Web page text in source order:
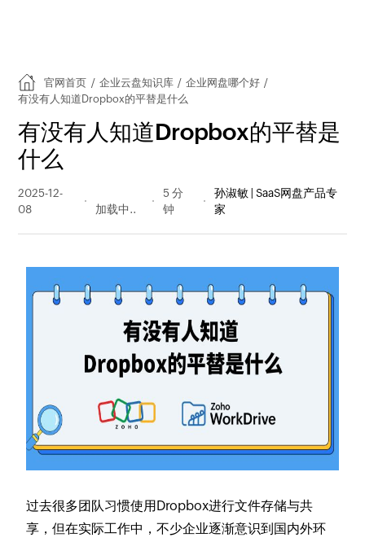
官网首页 / 企业云盘知识库 / 企业网盘哪个好 /
有没有人知道Dropbox的平替是什么
有没有人知道Dropbox的平替是
什么
2025-12-
08
量
5 分
钟
孙淑敏 | SaaS网盘产品专
家
过去很多团队习惯使用Dropbox进行文件存储与共
享，但在实际工作中，不少企业逐渐意识到国内外环